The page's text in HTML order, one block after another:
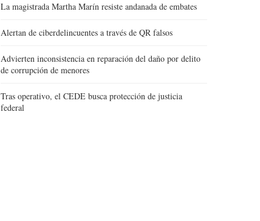
La magistrada Martha Marín resiste andanada de embates
Alertan de ciberdelincuentes a través de QR falsos
Advierten inconsistencia en reparación del daño por delito
de corrupción de menores
Tras operativo, el CEDE busca protección de justicia
federal